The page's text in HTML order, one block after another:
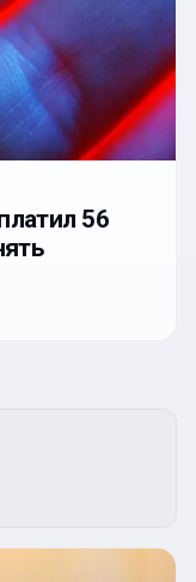
56